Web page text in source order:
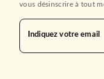
vous désinscrire à tout
Indiquez votre email